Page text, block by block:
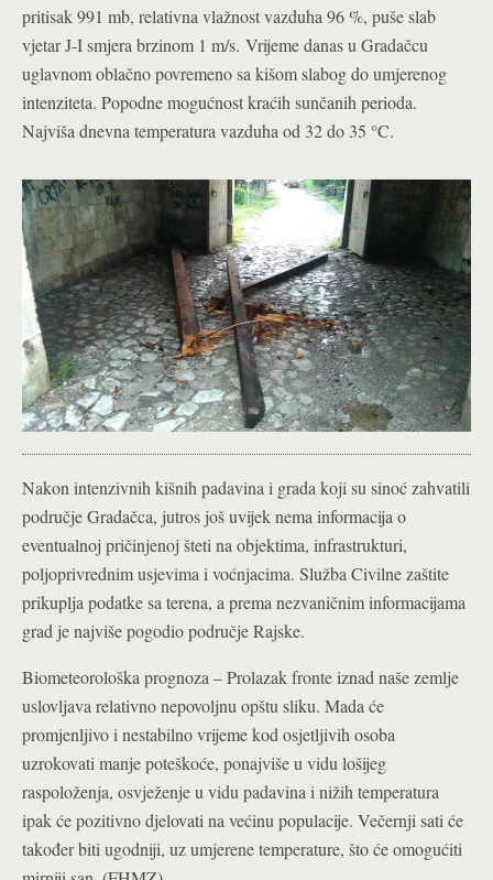
pritisak 991 mb, relativna vlažnost vazduha 96 %, puše slab
vjetar J-I smjera brzinom 1 m/s. Vrijeme danas u Gradačcu
uglavnom oblačno povremeno sa kišom slabog do umjerenog
intenziteta. Popodne mogućnost kraćih sunčanih perioda.
Najviša dnevna temperatura vazduha od 32 do 35 °C.
Nakon intenzivnih kišnih padavina i grada koji su sinoć zahvatili
područje Gradačca, jutros još uvijek nema informacija o
eventualnoj pričinjenoj šteti na objektima, infrastrukturi,
poljoprivrednim usjevima i voćnjacima. Služba Civilne zaštite
prikuplja podatke sa terena, a prema nezvaničnim informacijama
grad je najviše pogodio područje Rajske.
Biometeorološka prognoza – Prolazak fronte iznad naše zemlje
uslovljava relativno nepovoljnu opštu sliku. Mada će
promjenljivo i nestabilno vrijeme kod osjetljivih osoba
uzrokovati manje poteškoće, ponajviše u vidu lošijeg
raspoloženja, osvježenje u vidu padavina i nižih temperatura
ipak će pozitivno djelovati na većinu populacije. Večernji sati će
također biti ugodniji, uz umjerene temperature, što će omogućiti